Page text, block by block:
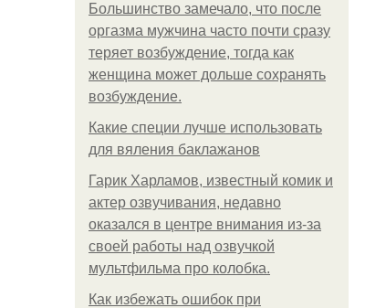
Большинство замечало, что после
оргазма мужчина часто почти сразу
теряет возбуждение, тогда как
женщина может дольше сохранять
возбуждение.
Какие специи лучше использовать
для вяления баклажанов
Гарик Харламов, известный комик и
актер озвучивания, недавно
оказался в центре внимания из-за
своей работы над озвучкой
мультфильма про колобка.
Как избежать ошибок при